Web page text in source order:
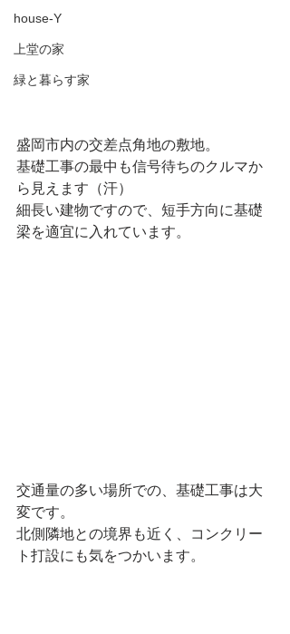
house-Y
上堂の家
緑と暮らす家
盛岡市内の交差点角地の敷地。
基礎工事の最中も信号待ちのクルマか
ら見えます（汗）
細長い建物ですので、短手方向に基礎
梁を適宜に入れています。
交通量の多い場所での、基礎工事は大
変です。
北側隣地との境界も近く、コンクリー
ト打設にも気をつかいます。